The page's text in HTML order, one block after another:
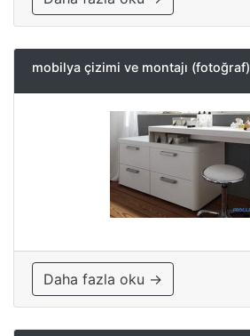
mobilya çizimi ve montajı (fotoğraf)
Daha fazla oku →